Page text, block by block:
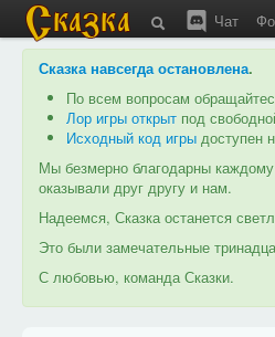
Чат
Сказка навсегда остановлена.
По всем вопросам
Лор игры открыт под
Исходный код игры доступен
Мы безмерно благодарны
оказывали друг другу и нам.
Надеемся, Сказка останется
Это были замечательные
С любовью, команда Сказки.